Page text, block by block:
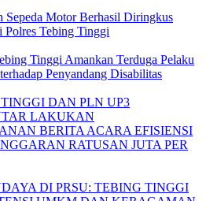
Sepeda Motor Berhasil Diringkus
Polres Tebing Tinggi
Tinggi Amankan Terduga Pelaku
Penyandang Disabilitas
DAN PLN UP3
LAKUKAN
BERITA ACARA EFISIENSI
RATUSAN JUTA PER
DI PRSU: TEBING TINGGI